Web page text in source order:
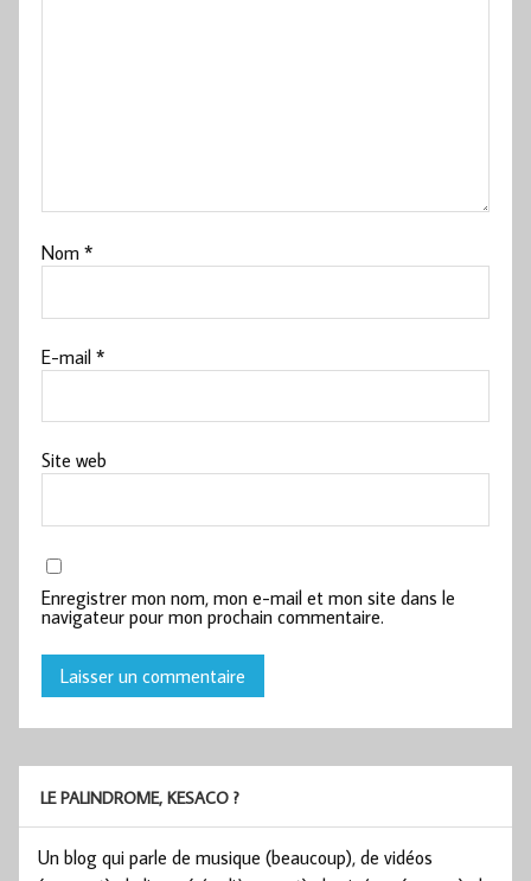
Nom*
E-mail*
Site web
Enregistrer mon nom, mon e-mail et mon site dans le
navigateur pour mon prochain commentaire.
LE PALINDROME, KESACO ?
Un blog qui parle de musique (beaucoup), de vidéos